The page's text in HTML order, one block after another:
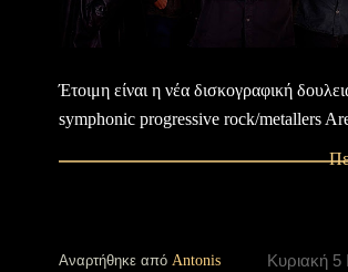
Έτοιμη είναι η νέα δισκογραφική
symphonic progressive rock/metallers
Κυριακή 5
Αναρτήθηκε από Antonis